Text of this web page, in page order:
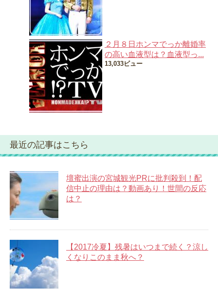
２月８日ホンマでっか離婚率
の高い血液型は？血液型っ...
13,033ビュー
最近の記事はこちら
壇蜜出演の宮城観光PRに批判殺到！配
信中止の理由は？動画あり！世間の反応
は？
【2017冷夏】残暑はいつまで続く？涼し
くなりこのまま秋へ？